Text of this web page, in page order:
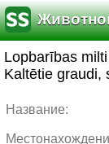
Lopbarības
Kaltētie graudi,
Название: